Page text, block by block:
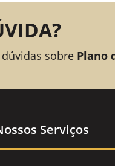
sobre Plano
Serviços